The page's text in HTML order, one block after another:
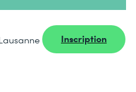
Inscription